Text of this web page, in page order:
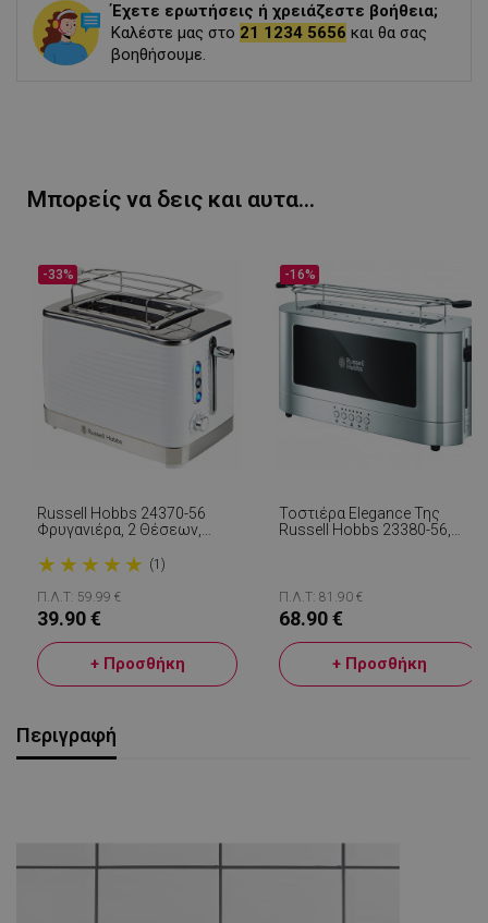
Έχετε ερωτήσεις ή χρειάζεστε βοήθεια;
Καλέστε μας στο 21 1234 5656 και θα σας
βοηθήσουμε.
Μπορείς να δεις και αυτα...
Russell Hobbs 24370-56
Φρυγανιέρα, 2 Θέσεων,
★ ★ ★ ★ ★ (1)
-33%
Π.Λ.Τ: 59.99 €
39.90 €
+ Προσθήκη
Τοστιέρα Elegance Της
Russell Hobbs 23380-56,
-16%
Π.Λ.Τ: 81.90 €
68.90 €
+ Προσθήκη
Περιγραφή